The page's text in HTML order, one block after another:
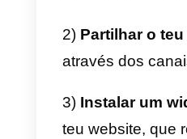
criar um bot